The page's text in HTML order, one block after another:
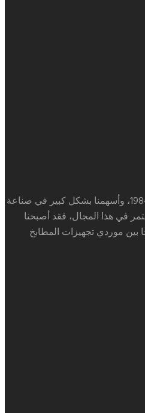
نعمل في هذا المجال منذ عام 1984، وأسهمنا بشكل كبير في صناعة
في هذا المجال، فقد أصبحنا
بين موردي تجهيزات المطابخ